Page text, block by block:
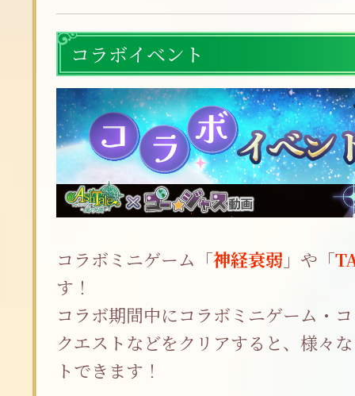
コラボイベント
コラボミニゲーム「神経衰弱 」や「
す！
コラボ期間中にコラボミニゲーム・
クエストなどをクリアすると、様々
トできます！